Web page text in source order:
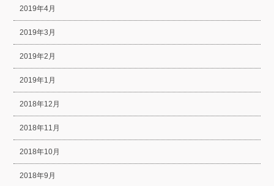
2019年4月
2019年3月
2019年2月
2019年1月
2018年12月
2018年11月
2018年10月
2018年9月